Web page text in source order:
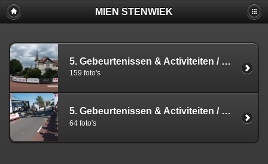
MIEN STENWIEK
5. Gebeurtenissen & Activiteiten /
159 foto's
5. Gebeurtenissen & Activiteiten /
64 foto's